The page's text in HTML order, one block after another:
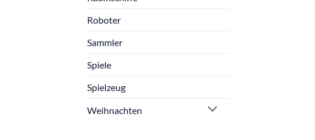
Roboter
Sammler
Spiele
Spielzeug
Weihnachten